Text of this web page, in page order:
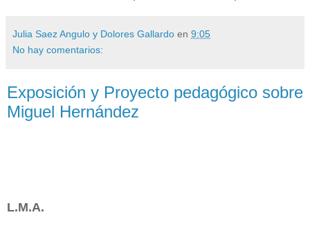
Julia Saez Angulo y Dolores Gallardo en 9:05
No hay comentarios:
Exposición y Proyecto pedagógico sobre
Miguel Hernández
L.M.A.